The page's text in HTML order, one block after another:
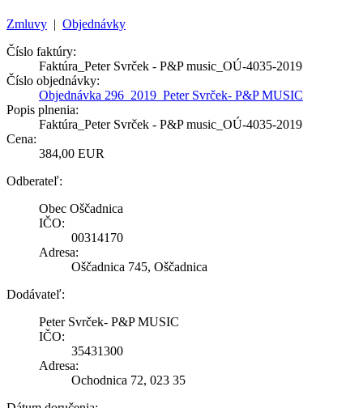
Zmluvy | Objednávky
Číslo faktúry:
Faktúra_Peter Svrček - P&P music_OÚ-4035-2019
Číslo objednávky:
Objednávka 296_2019_Peter Svrček- P&P MUSIC
Popis plnenia:
Faktúra_Peter Svrček - P&P music_OÚ-4035-2019
Cena:
384,00 EUR
Odberateľ:
Obec Oščadnica
IČO:
00314170
Adresa:
Oščadnica 745, Oščadnica
Dodávateľ:
Peter Svrček- P&P MUSIC
IČO:
35431300
Adresa:
Ochodnica 72, 023 35